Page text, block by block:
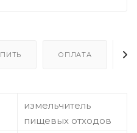
ОПЛАТА
измельчитель
пищевых отходов